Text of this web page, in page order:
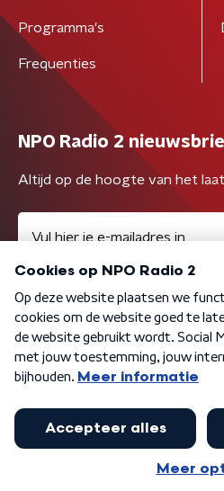
Programma's
Frequenties
NPO Radio 2
Altijd op de hoogte van het
Algemene voorwaarden